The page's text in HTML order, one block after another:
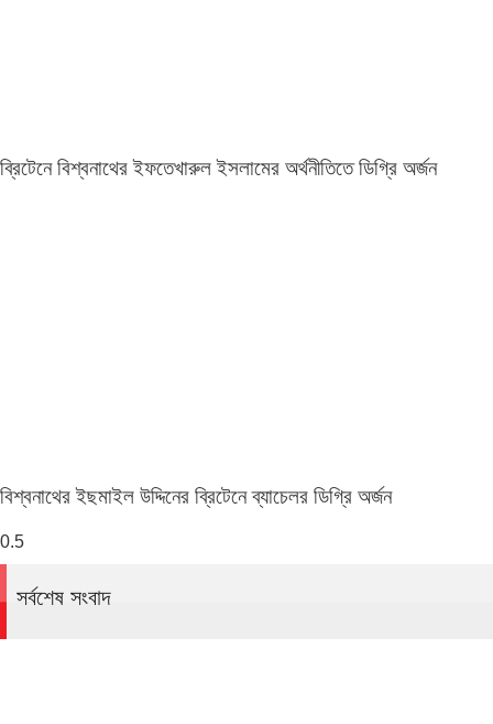
ব্রিটেনে বিশ্বনাথের ইফতেখারুল ইসলামের অর্থনীতিতে ডিগ্রি অর্জন
বিশ্বনাথের ইছমাইল উদ্দিনের ব্রিটেনে ব্যাচেলর ডিগ্রি অর্জন
সর্বশেষ সংবাদ